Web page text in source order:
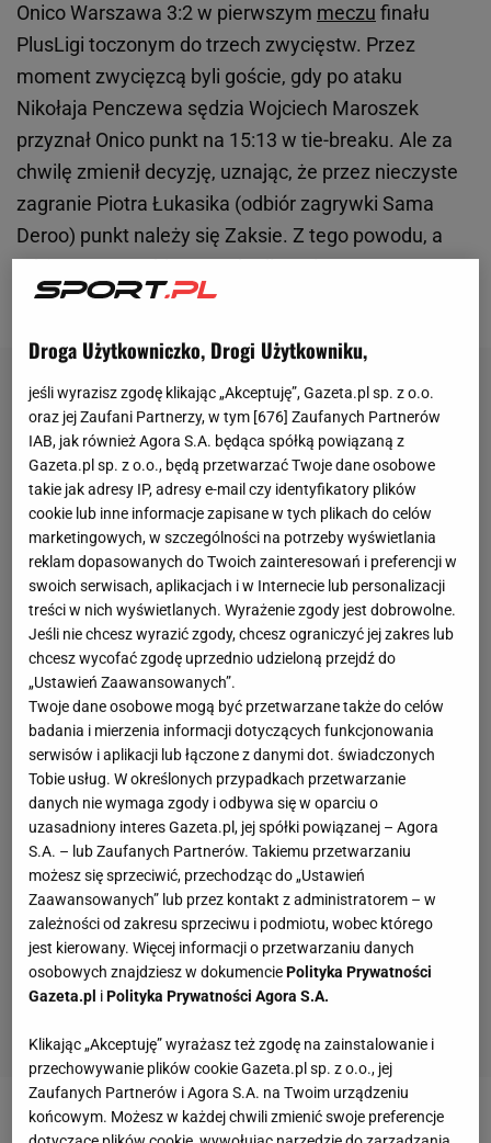
Onico Warszawa 3:2 w pierwszym meczu finału
PlusLigi toczonym do trzech zwycięstw. Przez
moment zwycięzcą byli goście, gdy po ataku
Nikołaja Penczewa sędzia Wojciech Maroszek
przyznał Onico punkt na 15:13 w tie-breaku. Ale za
chwilę zmienił decyzję, uznając, że przez nieczyste
zagranie Piotra Łukasika (odbiór zagrywki Sama
Deroo) punkt należy się Zaksie. Z tego powodu, a
secie, klub z Warszawy
W poniedziałek szefowie Onicowydali oświadczenie
Droga Użytkowniczko, Drogi Użytkowniku,
jeśli wyrazisz zgodę klikając „Akceptuję”, Gazeta.pl sp. z o.o.
oraz jej Zaufani Partnerzy, w tym [676] Zaufanych Partnerów
IAB, jak również Agora S.A. będąca spółką powiązaną z
Gazeta.pl sp. z o.o., będą przetwarzać Twoje dane osobowe
takie jak adresy IP, adresy e-mail czy identyfikatory plików
cookie lub inne informacje zapisane w tych plikach do celów
marketingowych, w szczególności na potrzeby wyświetlania
reklam dopasowanych do Twoich zainteresowań i preferencji w
swoich serwisach, aplikacjach i w Internecie lub personalizacji
treści w nich wyświetlanych. Wyrażenie zgody jest dobrowolne.
Jeśli nie chcesz wyrazić zgody, chcesz ograniczyć jej zakres lub
chcesz wycofać zgodę uprzednio udzieloną przejdź do
„Ustawień Zaawansowanych”.
Twoje dane osobowe mogą być przetwarzane także do celów
badania i mierzenia informacji dotyczących funkcjonowania
serwisów i aplikacji lub łączone z danymi dot. świadczonych
Tobie usług. W określonych przypadkach przetwarzanie
danych nie wymaga zgody i odbywa się w oparciu o
uzasadniony interes Gazeta.pl, jej spółki powiązanej – Agora
S.A. – lub Zaufanych Partnerów. Takiemu przetwarzaniu
możesz się sprzeciwić, przechodząc do „Ustawień
Zaawansowanych” lub przez kontakt z administratorem – w
zależności od zakresu sprzeciwu i podmiotu, wobec którego
jest kierowany. Więcej informacji o przetwarzaniu danych
osobowych znajdziesz w dokumenciePolityka Prywatności
Gazeta.pl iPolityka Prywatności Agora S.A.
Klikając „Akceptuję” wyrażasz też zgodę na zainstalowanie i
przechowywanie plików cookie Gazeta.pl sp. z o.o., jej
Zaufanych Partnerów i Agora S.A. na Twoim urządzeniu
końcowym. Możesz w każdej chwili zmienić swoje preferencje